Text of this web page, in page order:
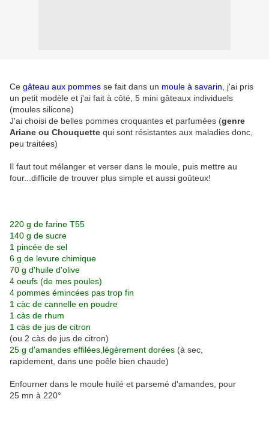
Ce gâteau aux pommes se fait dans un moule à savarin , j'ai pris
un petit modèle et j'ai fait à côté, 5 mini gâteaux individuels
(moules silicone)
J'ai choisi de belles pommes croquantes et parfumées (genre
Ariane ou Chouquette qui sont résistantes aux maladies donc,
peu traitées)
Il faut tout mélanger et verser dans le moule, puis mettre au
four...difficile de trouver plus simple et aussi goûteux!
220 g de farine T55
140 g de sucre
1 pincée de sel
6 g de levure chimique
70 g d'huile d'olive
4 oeufs (de mes poules)
4 pommes émincées pas trop fin
1 càc de cannelle en poudre
1 càs de rhum
1 càs de jus de citron
(ou 2 càs de jus de citron)
25 g d'amandes effilées,légèrement dorées (à sec,
rapidement, dans une poêle bien chaude)
Enfourner dans le moule huilé et parsemé d'amandes, pour
25 mn à 220°